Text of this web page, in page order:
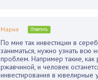
Мария Ответить
По мне так инвестиции в
заниматься, нужно узнать
проблем. Например такие,
ржавчиной, и человек
инвестирования в ювелирные